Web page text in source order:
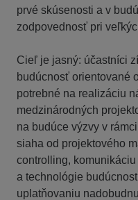
prvé skúsenosti a v
zodpovednosť pri
Cieľ je jasný: účastníci
budúcnosť orientované
potrebné na realizáciu
medzinárodných
na budúce výzvy v
siaha od projektového
controlling,
a technológie
uplatňovaniu